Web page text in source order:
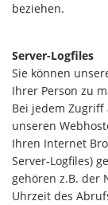
beziehen.
Server-Logfiles
Sie können
Ihrer Person zu
Bei jedem
unseren
Ihren Internet
Server-Logfiles)
gehören z.B. der
Uhrzeit des